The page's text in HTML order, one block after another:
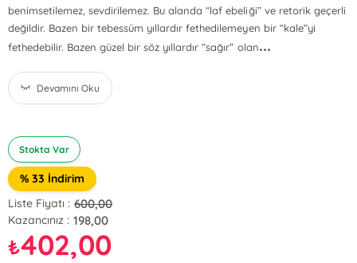
benimsetilemez, sevdirilemez. Bu alanda “laf ebeliği” ve retorik geçerli
değildir. Bazen bir tebessüm yıllardır fethedilemeyen bir “kale”yi
fethedebilir. Bazen güzel bir söz yıllardır “sağır” olan...
Devamını Oku
Stokta Var
% 33 İndirim
Liste Fiyatı : 600,00
Kazancınız : 198,00
₺402,00